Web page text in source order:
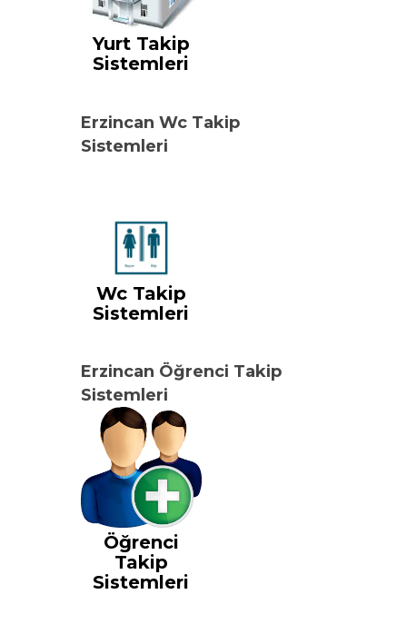
Yurt Takip
Sistemleri
Erzincan Wc Takip
Sistemleri
Wc Takip
Sistemleri
Erzincan Öğrenci Takip
Sistemleri
Öğrenci
Takip
Sistemleri